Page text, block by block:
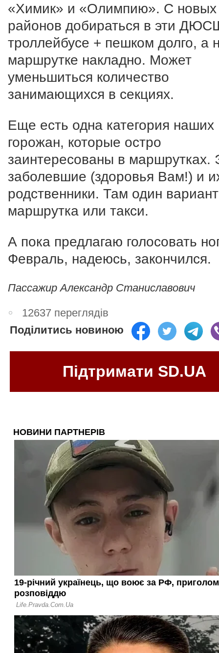
«Химик» и «Олимпию». С новых
районов добираться в эти
троллейбусе + пешком долго, а
маршрутке накладно. Может
уменьшиться количество
занимающихся в секциях.
Еще есть одна категория наших
горожан, которые остро
заинтересованы в маршрутках.
заболевшие (здоровья Вам!) и
родственники. Там один
маршрутка или такси.
А пока предлагаю голосовать
Февраль, надеюсь, закончился.
Пассажир Александр Станиславович
12637 переглядів
Поділитись новиною
Підтримати SD.UA